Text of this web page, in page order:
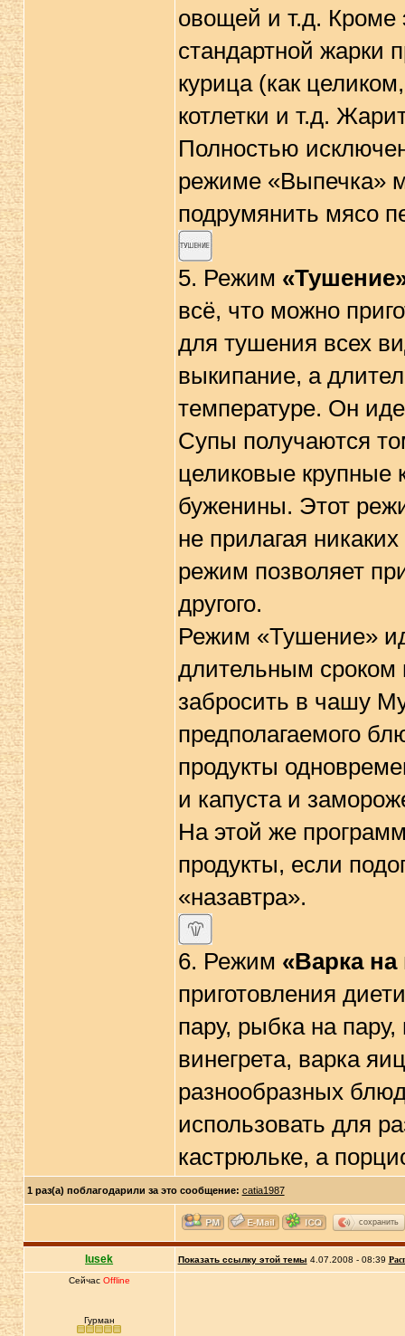
овощей и т.д. Кроме
стандартной жарки
курица (как
котлетки и т.д.
Полностью
режиме «Выпечка»
подрумянить мясо
5. Режим
всё, что можно
для тушения всех
выкипание, а
температуре. Он
Супы получаются
целиковые крупные
буженины. Этот
не прилагая
режим позволяет
другого.
Режим «Тушение»
длительным сроком
забросить в чашу
предполагаемого
продукты
и капуста и
На этой же
продукты, если
«назавтра».
6. Режим «Варка на
приготовления
пару, рыбка на
винегрета, варка
разнообразных
использовать для
кастрюльке, а
1 раз(а) поблагодарили за это сообщение: catia1987
сохранить
lusek Показать ссылку этой темы 4.07.2008 - 08:39
Сейчас Offline
Гурман